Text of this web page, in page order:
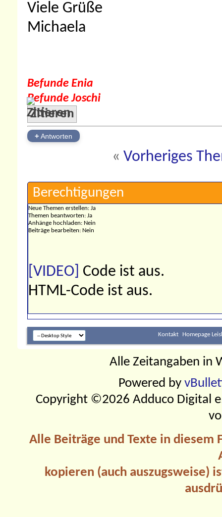
Viele Grüße
Michaela
Befunde Enia
Befunde Joschi
Zitieren
+Antworten
« Vorheriges
Berechtigungen
Neue Themen erstellen: Ja
Themen beantworten: Ja
Anhänge hochladen: Nein
Beiträge bearbeiten: Nein
[VIDEO] Code ist aus.
HTML-Code ist aus.
Kontakt Homepage
Alle Zeitangaben in
Powered by
Copyright ©2026 Adduco Digital
Alle Beiträge und Texte in
kopieren (auch auszugsweise)